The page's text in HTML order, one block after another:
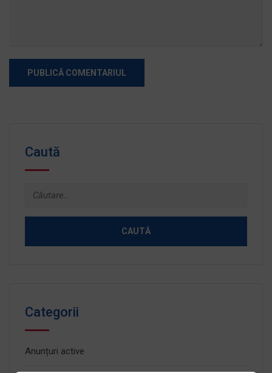
Caută
Caută
Categorii
Anunțuri active